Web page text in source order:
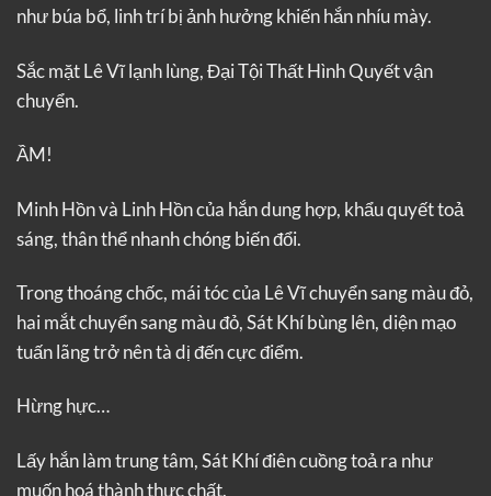
như búa bổ, linh trí bị ảnh hưởng khiến hắn nhíu mày.
Sắc mặt Lê Vĩ lạnh lùng, Đại Tội Thất Hình Quyết vận
chuyển.
ẦM!
Minh Hồn và Linh Hồn của hắn dung hợp, khẩu quyết toả
sáng, thân thể nhanh chóng biến đổi.
Trong thoáng chốc, mái tóc của Lê Vĩ chuyển sang màu đỏ,
hai mắt chuyển sang màu đỏ, Sát Khí bùng lên, diện mạo
tuấn lãng trở nên tà dị đến cực điểm.
Hừng hực…
Lấy hắn làm trung tâm, Sát Khí điên cuồng toả ra như
muốn hoá thành thực chất.